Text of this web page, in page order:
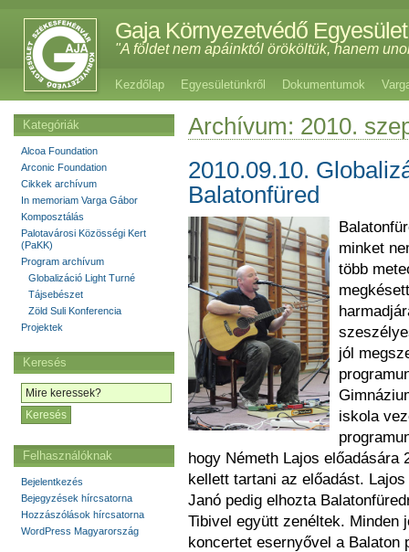
Gaja Környezetvédő Egyesület
"A földet nem apáinktól örököltük, hanem
Kezdőlap Egyesületünkről Dokumentumok
Archívum: 2010.
2010.09.10.
Balatonfüred
minket
több
jól
iskola
hogy Németh Lajos előadására
kellett tartani az előadást.
Janó pedig elhozta
Tibivel együtt zenéltek. Minden
koncertet esernyővel a Balaton
Kategóriák
Alcoa Foundation
Arconic Foundation
Cikkek archívum
In memoriam Varga Gábor
Komposztálás
Palotavárosi Közösségi Kert
(PaKK)
Program archívum
Globalizáció Light Turné
Tájsebészet
Zöld Suli Konferencia
Projektek
Keresés
Felhasználóknak
Bejelentkezés
Bejegyzések hírcsatorna
Hozzászólások hírcsatorna
WordPress Magyarország